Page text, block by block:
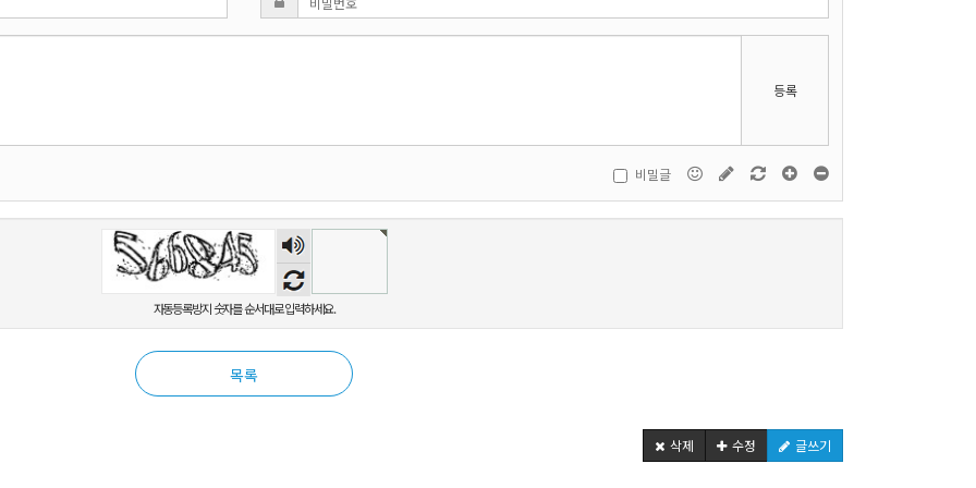
등록
비밀글
숫자
음성
듣기
자동등록방지 숫자를 순서대로 입력하세요.
목록
삭제 수정 글쓰기